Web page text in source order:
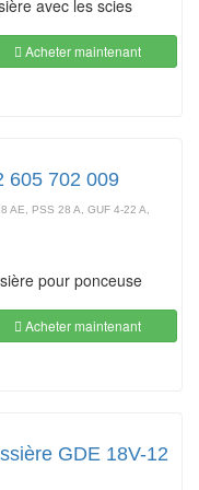
avec les scies
Acheter maintenant
605 702 009
AE, PSS 28 A, GUF 4-22 A,
pour ponceuse
Acheter maintenant
GDE 18V-12